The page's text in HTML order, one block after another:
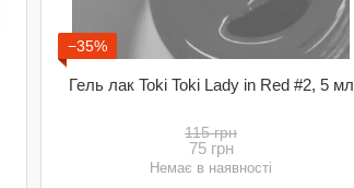
−35%
Гель лак Toki Toki Lady in Red #2, 5 мл
115 грн
75 грн
Немає в наявності